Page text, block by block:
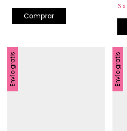
Comprar
6 x
Envío gratis Envío gratis